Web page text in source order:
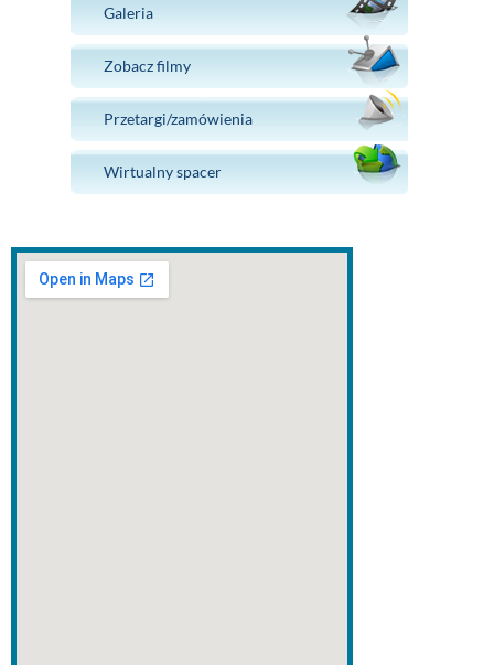
Galeria
Zobacz filmy
Przetargi/zamówienia
Wirtualny spacer